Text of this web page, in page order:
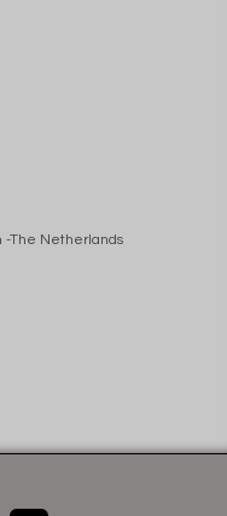
-The Netherlands